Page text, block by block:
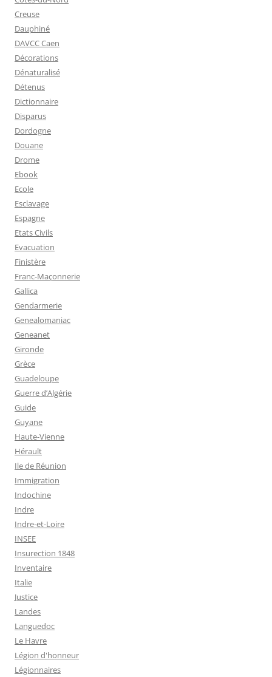
Creuse
Dauphiné
DAVCC Caen
Décorations
Dénaturalisé
Détenus
Dictionnaire
Disparus
Dordogne
Douane
Drome
Ebook
Ecole
Esclavage
Espagne
Etats Civils
Evacuation
Finistère
Franc-Maçonnerie
Gallica
Gendarmerie
Genealomaniac
Geneanet
Gironde
Grèce
Guadeloupe
Guerre d’Algérie
Guide
Guyane
Haute-Vienne
Hérault
Ile de Réunion
Immigration
Indochine
Indre
Indre-et-Loire
INSEE
Insurection 1848
Inventaire
Italie
Justice
Landes
Languedoc
Le Havre
Légion d'honneur
Légionnaires